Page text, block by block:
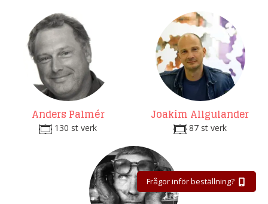
Anders Palmér
130 st verk
Joakim Allgulander
87 st verk
Frågor inför beställning?